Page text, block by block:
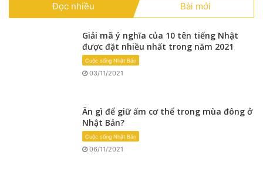
Đọc nhiều Bài mới
Giải mã ý nghĩa của 10 tên tiếng Nhật
được đặt nhiều nhất trong năm 2021
Cuộc sống Nhật Bản
03/11/2021
Ăn gì để giữ ấm cơ thể trong mùa đông ở
Nhật Bản?
Cuộc sống Nhật Bản
06/11/2021